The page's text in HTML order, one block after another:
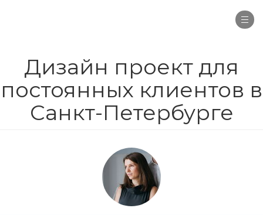
Дизайн проект для
постоянных клиентов в
Санкт-Петербурге